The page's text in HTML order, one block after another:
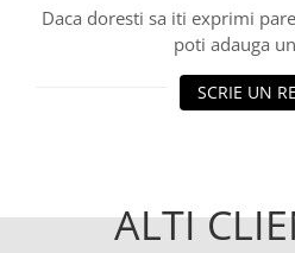
Daca doresti sa iti exprimi
poti adauga
SCRIE UN
ALTI